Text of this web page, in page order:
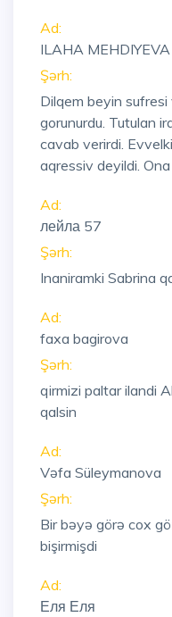
Ad:
ILAHA MEHDIYEVA
Şərh:
Dilqem beyin
gorunurdu. Tutulan
cavab verirdi.
aqressiv deyildi. Ona
Ad:
лейла 57
Şərh:
Inaniramki Sabrina
Ad:
faxa bagirova
Şərh:
qirmizi paltar ilandi
qalsin
Ad:
Vəfa Süleymanova
Şərh:
Bir bəyə görə cox
bişirmişdi
Ad:
Еля Еля